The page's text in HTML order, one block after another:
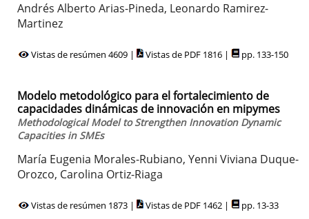
Andrés Alberto Arias-Pineda, Leonardo Ramirez-
Martinez
Vistas de resúmen 4609 | Vistas de PDF 1816 | pp. 133-150
Modelo metodológico para el fortalecimiento de
capacidades dinámicas de innovación en mipymes
Methodological Model to Strengthen Innovation Dynamic
Capacities in SMEs
María Eugenia Morales-Rubiano, Yenni Viviana Duque-
Orozco, Carolina Ortiz-Riaga
Vistas de resúmen 1873 | Vistas de PDF 1462 | pp. 13-33